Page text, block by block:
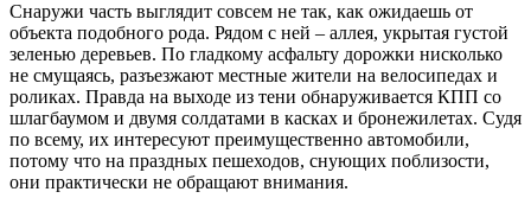
Снаружи часть выглядит совсем не так, как ожидаешь от
объекта подобного рода. Рядом с ней – аллея, укрытая густой
зеленью деревьев. По гладкому асфальту дорожки нисколько
не смущаясь, разъезжают местные жители на велосипедах и
роликах. Правда на выходе из тени обнаруживается КПП со
шлагбаумом и двумя солдатами в касках и бронежилетах. Судя
по всему, их интересуют преимущественно автомобили,
потому что на праздных пешеходов, снующих поблизости,
они практически не обращают внимания.